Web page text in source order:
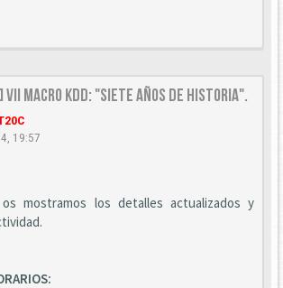
VII Macro KDD: "Siete años de historia".
19:57
mostramos los detalles actualizados y